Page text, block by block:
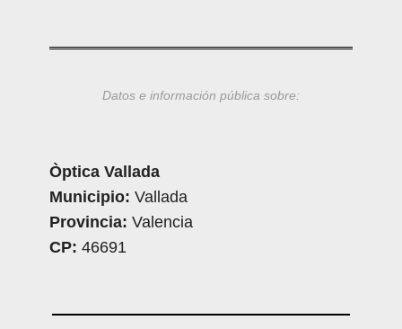
Datos e información pública sobre:
Òptica Vallada
Municipio: Vallada
Provincia: Valencia
CP: 46691